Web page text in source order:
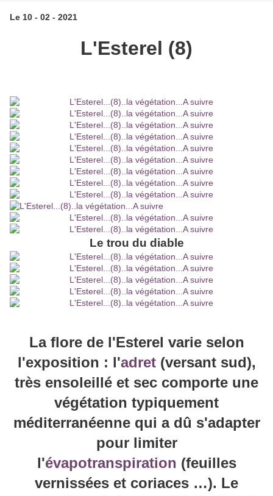
Le 10 - 02 - 2021
L'Esterel (8)
Le trou du diable
La flore de l'Esterel varie selon
l'exposition : l'adret(versant sud),
très ensoleillé et sec comporte une
végétation typiquement
méditerranéenne qui a dû s'adapter
pour limiter
l'évapotranspiration (feuilles
vernissées et coriaces …). Le